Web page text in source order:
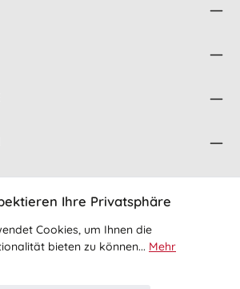
Ihre Privatsphäre
Cookies, um Ihnen die
bieten zu können... Mehr